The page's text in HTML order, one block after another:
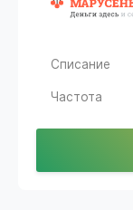
Списание
Частота